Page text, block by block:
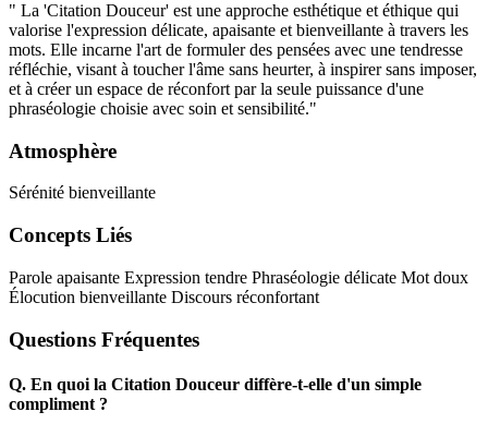
" La 'Citation Douceur' est une approche esthétique et éthique qui
valorise l'expression délicate, apaisante et bienveillante à travers les
mots. Elle incarne l'art de formuler des pensées avec une tendresse
réfléchie, visant à toucher l'âme sans heurter, à inspirer sans imposer,
et à créer un espace de réconfort par la seule puissance d'une
phraséologie choisie avec soin et sensibilité."
Atmosphère
Sérénité bienveillante
Concepts Liés
Parole apaisante Expression tendre Phraséologie délicate Mot doux
Élocution bienveillante Discours réconfortant
Questions Fréquentes
Q. En quoi la Citation Douceur diffère-t-elle d'un simple
compliment ?